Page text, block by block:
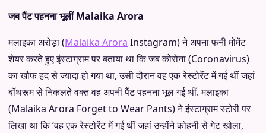
जब पैंट पहनना भूलीं Malaika Arora
मलाइका अरोड़ा (Malaika Arora Instagram) ने अपना फनी मोमेंट
शेयर करते हुए इंस्टाग्राम पर बताया था कि जब कोरोना (Coronavirus)
का खौफ हद से ज्यादा हो गया था, उसी दौरान वह एक रेस्टोरेंट में गई थीं जहां
बॉथरूम से निकलते वक्त वह अपनी पैंट पहनना भूल गई थीं. मलाइका
(Malaika Arora Forget to Wear Pants) ने इंस्टाग्राम स्टोरी पर
लिखा था कि ‘वह एक रेस्टोरेंट में गई थीं जहां उन्होंने कोहनी से गेट खोला,